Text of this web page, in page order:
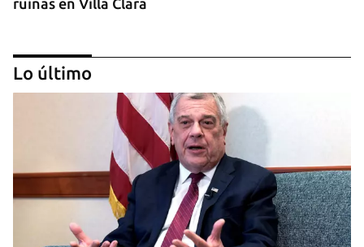
FOTO DEL DÍA
Lo último